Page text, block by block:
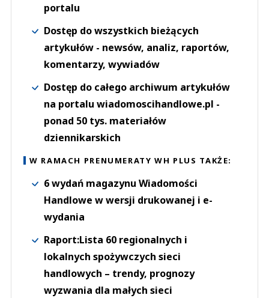
portalu
Dostęp do wszystkich bieżących
artykułów - newsów, analiz, raportów,
komentarzy, wywiadów
Dostęp do całego archiwum artykułów
na portalu wiadomoscihandlowe.pl -
ponad 50 tys. materiałów
dziennikarskich
W RAMACH PRENUMERATY WH PLUS TAKŻE:
6 wydań magazynu Wiadomości
Handlowe w wersji drukowanej i e-
wydania
Raport:Lista 60 regionalnych i
lokalnych spożywczych sieci
handlowych – trendy, prognozy
wyzwania dla małych sieci